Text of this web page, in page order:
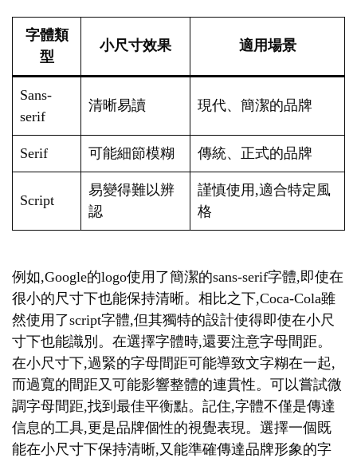
字體類
型
小尺寸效果 適用場景
Sans-
serif
清晰易讀 現代、簡潔的品牌
Serif 可能細節模糊 傳統、正式的品牌
Script
易變得難以辨
認
謹慎使用,適合特定風
格
例如,Google的logo使用了簡潔的sans-serif字體,即使在
很小的尺寸下也能保持清晰。相比之下,Coca-Cola雖
然使用了script字體,但其獨特的設計使得即使在小尺
寸下也能識別。在選擇字體時,還要注意字母間距。
在小尺寸下,過緊的字母間距可能導致文字糊在一起,
而過寬的間距又可能影響整體的連貫性。可以嘗試微
調字母間距,找到最佳平衡點。記住,字體不僅是傳達
信息的工具,更是品牌個性的視覺表現。選擇一個既
能在小尺寸下保持清晰,又能準確傳達品牌形象的字